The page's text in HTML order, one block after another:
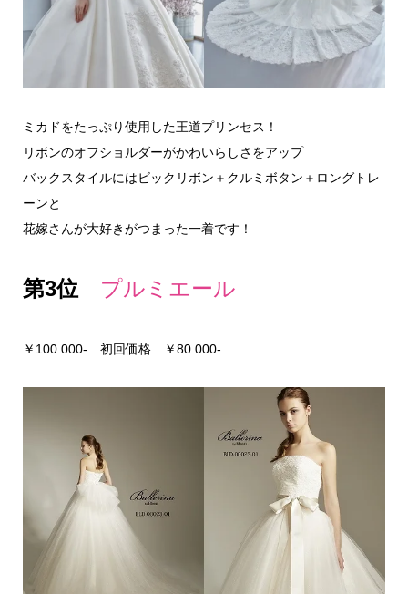
ミカドをたっぷり使用した王道プリンセス！
リボンのオフショルダーがかわいらしさをアップ
バックスタイルにはビックリボン＋クルミボタン＋ロングトレ
ーンと
花嫁さんが大好きがつまった一着です！
第3位 プルミエール
￥100.000- 初回価格 ￥80.000-